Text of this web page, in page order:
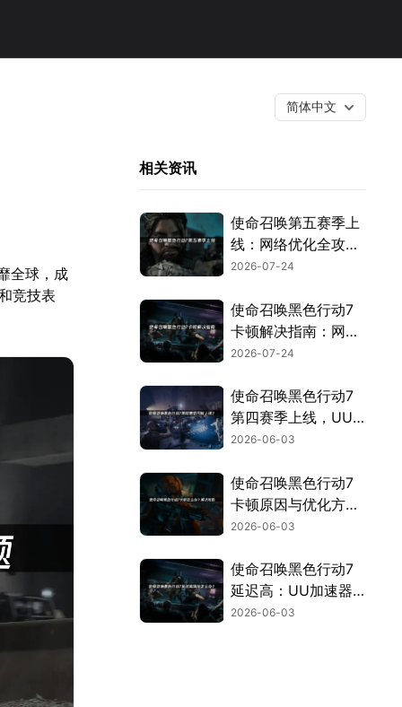
简体中文
全球，成
竞技表
相关资讯
使命召唤第五赛季上
线：网络优化全攻
略！
2026-07-24
使命召唤黑色行动7
卡顿解决指南：网络
优化全攻略！
2026-07-24
使命召唤黑色行动7
第四赛季上线，UU
加速器助力流畅体
2026-06-03
使命召唤黑色行动7
卡顿原因与优化方法
详解！
2026-06-03
使命召唤黑色行动7
延迟高：UU加速器
解决延迟与掉线！
2026-06-03